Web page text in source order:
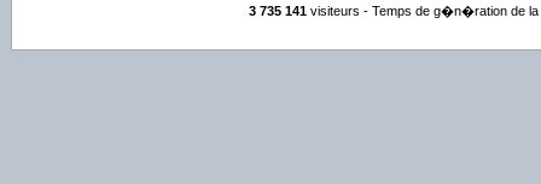
3 735 141visiteurs - Temps de g�n�ration de